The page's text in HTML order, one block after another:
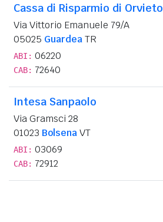
Cassa di Risparmio di Orvieto
Via Vittorio Emanuele 79/A
05025 GuardeaTR
ABI: 06220
CAB: 72640
Intesa Sanpaolo
Via Gramsci 28
01023 BolsenaVT
ABI: 03069
CAB: 72912